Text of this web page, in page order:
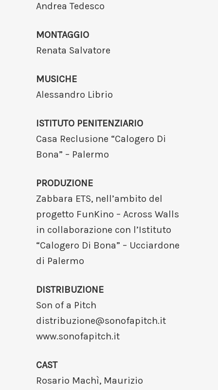
Andrea Tedesco
MONTAGGIO
Renata Salvatore
MUSICHE
Alessandro Librio
ISTITUTO PENITENZIARIO
Casa Reclusione “Calogero Di
Bona” – Palermo
PRODUZIONE
Zabbara ETS, nell’ambito del
progetto FunKino – Across Walls
in collaborazione con l’Istituto
“Calogero Di Bona” – Ucciardone
di Palermo
DISTRIBUZIONE
Son of a Pitch
distribuzione@sonofapitch.it
www.sonofapitch.it
CAST
Rosario Machì, Maurizio